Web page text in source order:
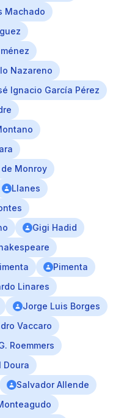
Machado
Nazareno
Ignacio García Pérez
Monroy
Llanes
Gigi Hadid
Pimenta
Linares
Jorge Luis Borges
Vaccaro
Roemmers
Doura
Salvador Allende